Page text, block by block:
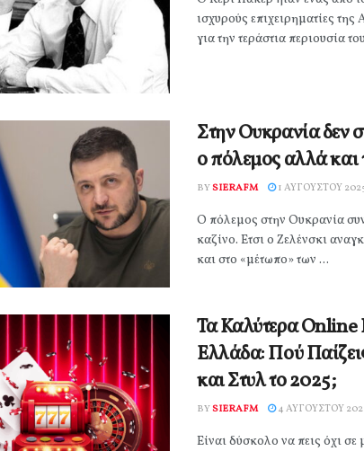
ισχυρούς επιχειρηματίες
για την τεράστια περιουσία
Στην Ουκρανία δεν
ο πόλεμος αλλά και
BYSIERAFM 1 ΑΥΓΟΎΣΤΟΥ
Ο πόλεμος στην Ουκρανία
καζίνο. Ετσι ο Ζελένσκι
και στο «μέτωπο» των ...
Τα Καλύτερα Online
Ελλάδα: Πού
και Στυλ το 2025;
BYSIERAFM 4 ΑΥΓΟΎΣΤΟΥ
Είναι δύσκολο να πεις όχι